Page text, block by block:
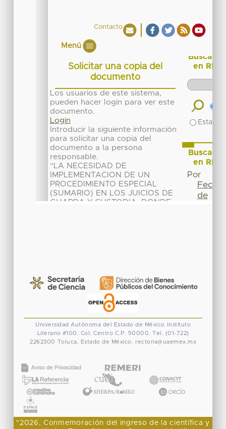
Universidad Autónoma del Estado de México
Instituto
Literario #100. Col. Centro C.P. 50000. Tel. (01-722)
2262300 Toluca, Estado de México. rectoria@uaemex.mx
"2026, Conmemoración del ingreso de la científica y